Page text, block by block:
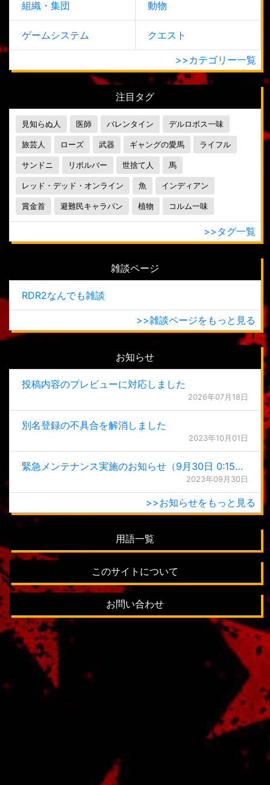
組織・集団 動物
ゲームシステム クエスト
>>カテゴリー一覧
注目タグ
見知らぬ人 医師 バレンタイン デルロボス一味
旅芸人 ローズ 武器 ギャングの愛馬 ライフル
サンドニ リボルバー 世捨て人 馬
レッド・デッド・オンライン 魚 インディアン
賞金首 避難民キャラバン 植物 コルム一味
>>タグ一覧
雑談ページ
RDR2なんでも雑談
>>雑談ページをもっと見る
お知らせ
投稿内容のプレビューに対応しました
2026年07月18日
別名登録の不具合を解消しました
2023年10月01日
緊急メンテナンス実施のお知らせ（9月30日 0:15更新）
2023年09月30日
>>お知らせをもっと見る
用語一覧
このサイトについて
お問い合わせ